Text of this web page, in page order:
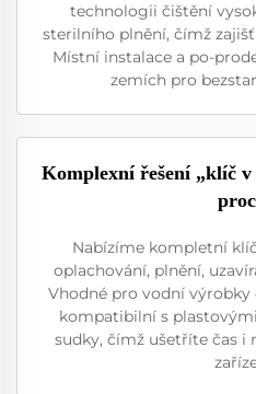
technologii čištění
sterilního plnění, čímž
Místní instalace a po-
zemích pro
Komplexní řešení „klíč
Nabízíme kompletní
oplachování, plnění,
Vhodné pro vodní
kompatibilní s
sudky, čímž ušetříte čas i